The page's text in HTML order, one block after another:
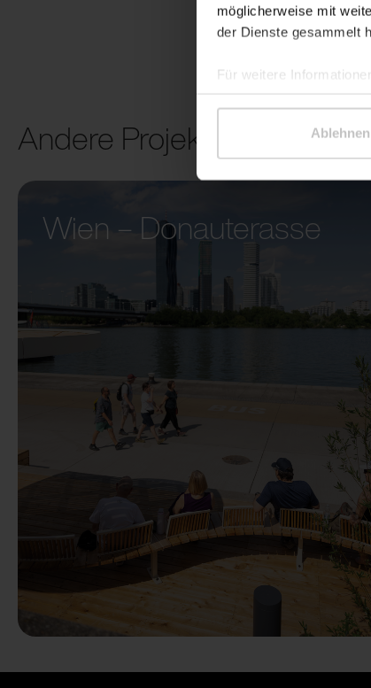
möglicherweise mit
der Dienste gesammelt
Für weitere
Ablehnen
Andere Projekte
Wien – Donauterasse